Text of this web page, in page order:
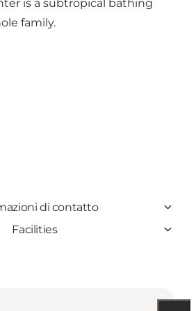
is a subtropical bathing
family.
di contatto
Facilities